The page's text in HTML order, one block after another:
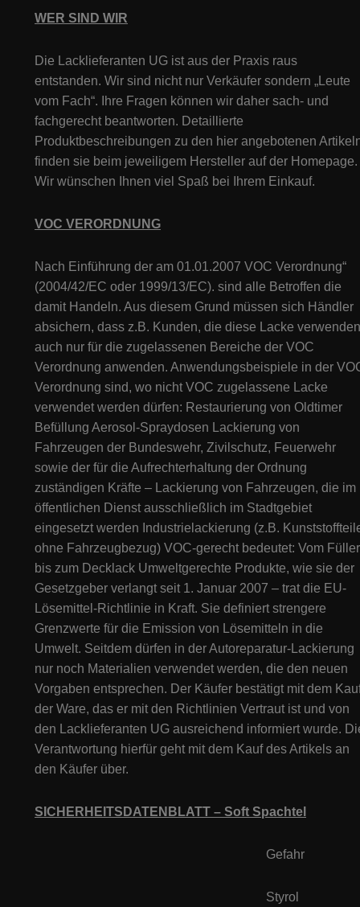
WER SIND WIR
Die Lacklieferanten UG ist aus der Praxis raus
entstanden. Wir sind nicht nur Verkäufer sondern „Leute
vom Fach“. Ihre Fragen können wir daher sach- und
fachgerecht beantworten. Detaillierte
Produktbeschreibungen zu den hier angebotenen
finden sie beim jeweiligem Hersteller auf der Homepage.
Wir wünschen Ihnen viel Spaß bei Ihrem Einkauf.
VOC VERORDNUNG
Nach Einführung der am 01.01.2007 VOC Verordnung“
(2004/42/EC oder 1999/13/EC). sind alle Betroffen die
damit Handeln. Aus diesem Grund müssen sich Händler
absichern, dass z.B. Kunden, die diese Lacke
auch nur für die zugelassenen Bereiche der VOC
Verordnung anwenden. Anwendungsbeispiele in der
Verordnung sind, wo nicht VOC zugelassene Lacke
verwendet werden dürfen: Restaurierung von Oldtimer
Befüllung Aerosol-Spraydosen Lackierung von
Fahrzeugen der Bundeswehr, Zivilschutz, Feuerwehr
sowie der für die Aufrechterhaltung der Ordnung
zuständigen Kräfte – Lackierung von Fahrzeugen, die im
öffentlichen Dienst ausschließlich im Stadtgebiet
eingesetzt werden Industrielackierung (z.B.
ohne Fahrzeugbezug) VOC-gerecht bedeutet: Vom Füller
bis zum Decklack Umweltgerechte Produkte, wie sie der
Gesetzgeber verlangt seit 1. Januar 2007 – trat die EU-
Lösemittel-Richtlinie in Kraft. Sie definiert strengere
Grenzwerte für die Emission von Lösemitteln in die
Umwelt. Seitdem dürfen in der Autoreparatur-Lackierung
nur noch Materialien verwendet werden, die den neuen
Vorgaben entsprechen. Der Käufer bestätigt mit dem
der Ware, das er mit den Richtlinien Vertraut ist und von
den Lacklieferanten UG ausreichend informiert wurde.
Verantwortung hierfür geht mit dem Kauf des Artikels an
den Käufer über.
SICHERHEITSDATENBLATT – Soft Spachtel
Gefahr
Styrol